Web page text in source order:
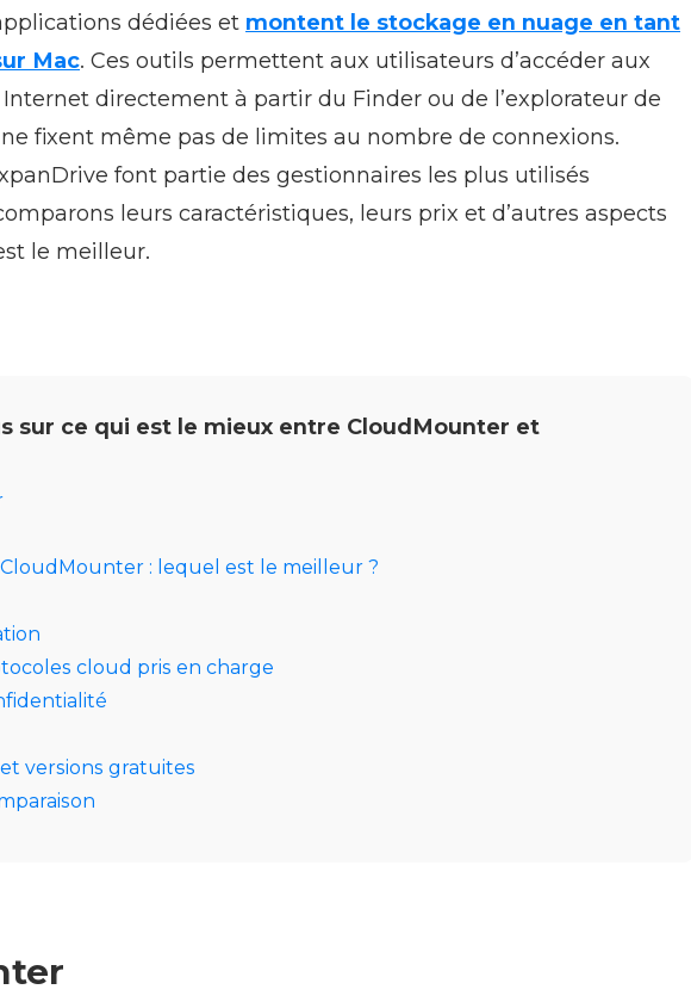
dédiées et montent le stockage en nuage en tant
Mac. Ces outils permettent aux utilisateurs d’accéder aux
directement à partir du Finder ou de l’explorateur de
fixent même pas de limites au nombre de connexions.
font partie des gestionnaires les plus utilisés
leurs caractéristiques, leurs prix et d’autres aspects
le meilleur.
sur ce qui est le mieux entre CloudMounter et
CloudMounter : lequel est le meilleur ?
cloud pris en charge
versions gratuites